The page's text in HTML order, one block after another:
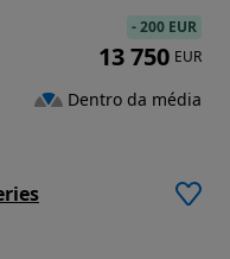
-200 EUR
13 750 EUR
Dentro da média